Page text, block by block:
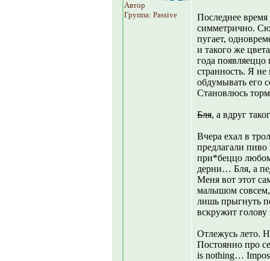
Автор
Группа: Passive
Последнее
симметрично.
пугает,
и такого же
года
странность. Я
обдумывать его
Становлюсь
Бля, а вдруг
Вчера ехал в
предлагали
при*беццо
дерни… Бля, а
Меня вот этот
малышом
лишь прыгнуть
вскружит голову
Отлежусь лето.
Постоянно про
is nothing…